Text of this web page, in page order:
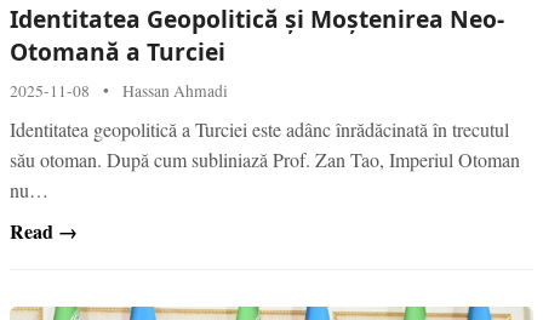
Identitatea Geopolitică și Moștenirea Neo-
Otomană a Turciei
2025-11-08 • Hassan Ahmadi
Identitatea geopolitică a Turciei este adânc înrădăcinată în trecutul
său otoman. După cum subliniază Prof. Zan Tao, Imperiul Otoman
nu…
Read →